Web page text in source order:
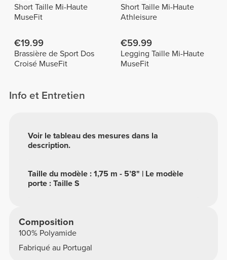
Short Taille Mi-Haute
MuseFit
Short Taille Mi-Haute
Athleisure
€19.99
Brassière de Sport Dos
Croisé MuseFit
€59.99
Legging Taille Mi-Haute
MuseFit
Info et Entretien
Taille du modèle : 1,75 m - 5’8" | Le modèle
porte : Taille S
Voir le tableau des mesures dans la
description.
Composition
100% Polyamide
Fabriqué au Portugal